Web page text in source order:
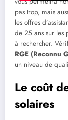
pas trop, mais
les offres
de 25 ans sur les
à rechercher.
RGE (Reconnu
un niveau de
Le coût
solaires